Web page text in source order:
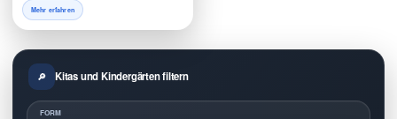
Mehr erfahren
Kitas und Kindergärten filtern
FORM